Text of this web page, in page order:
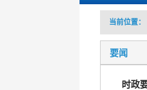
当前位置：
要闻
时政